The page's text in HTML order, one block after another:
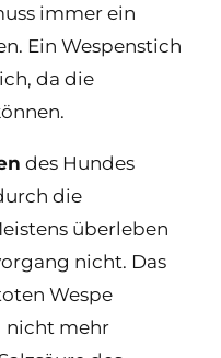
immer ein
Ein Wespenstich
da die
des Hundes
die
überleben
nicht. Das
Wespe
nicht mehr